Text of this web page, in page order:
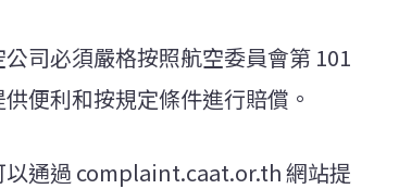
司必須嚴格按照航空委員會第 101
便利和按規定條件進行賠償。
通過 complaint.caat.or.th 網站提